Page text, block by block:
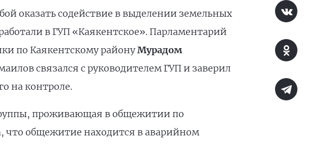
оказать содействие в выделении земельных
в ГУП «Каякентское». Парламентарий
по Каякентскому районуМурадом
связался с руководителем ГУП и заверил
на контроле.
проживающая в общежитии по
что общежитие находится в аварийном